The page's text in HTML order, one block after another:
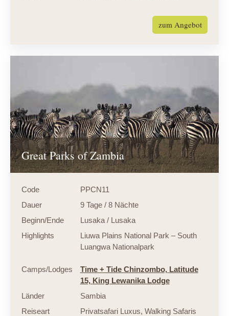
zum Angebot
Great Parks of Zambia
Code
PPCN11
Dauer
9 Tage / 8 Nächte
Beginn/Ende
Lusaka / Lusaka
Highlights
Liuwa Plains National Park – South
Luangwa Nationalpark
Camps/Lodges Time + Tide Chinzombo, Latitude
15, King Lewanika Lodge
Länder
Sambia
Reiseart
Privatsafari Luxus, Walking Safaris